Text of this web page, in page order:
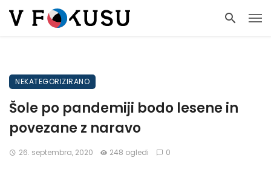
NEKATEGORIZIRANO
Šole po pandemiji bodo lesene in
povezane z naravo
26. septembra, 2020 248 ogledi 0